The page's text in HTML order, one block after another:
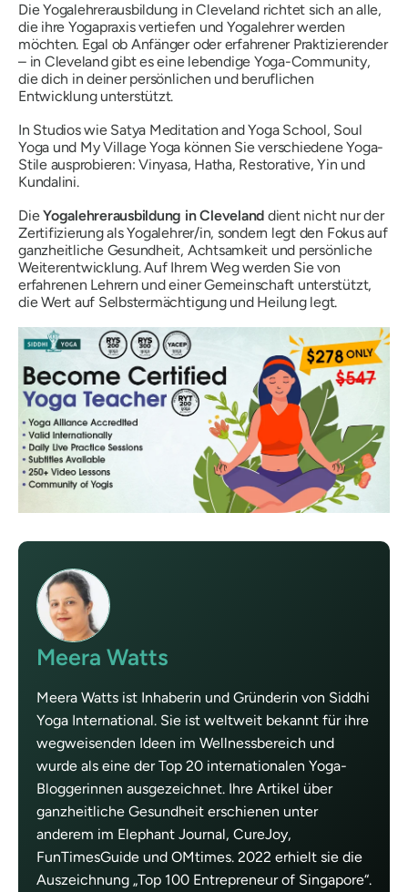
Die Yogalehrerausbildung in Cleveland richtet sich an alle,
die ihre Yogapraxis vertiefen und Yogalehrer werden
möchten. Egal ob Anfänger oder erfahrener Praktizierender
– in Cleveland gibt es eine lebendige Yoga-Community,
die dich in deiner persönlichen und beruflichen
Entwicklung unterstützt.
In Studios wie Satya Meditation and Yoga School, Soul
Yoga und My Village Yoga können Sie verschiedene Yoga-
Stile ausprobieren: Vinyasa, Hatha, Restorative, Yin und
Kundalini.
DieYogalehrerausbildung in Cleveland dient nicht nur der
Zertifizierung als Yogalehrer/in, sondern legt den Fokus auf
ganzheitliche Gesundheit, Achtsamkeit und persönliche
Weiterentwicklung. Auf Ihrem Weg werden Sie von
erfahrenen Lehrern und einer Gemeinschaft unterstützt,
die Wert auf Selbstermächtigung und Heilung legt.
Meera Watts
Meera Watts ist Inhaberin und Gründerin von Siddhi
Yoga International. Sie ist weltweit bekannt für ihre
wegweisenden Ideen im Wellnessbereich und
wurde als eine der Top 20 internationalen Yoga-
Bloggerinnen ausgezeichnet. Ihre Artikel über
ganzheitliche Gesundheit erschienen unter
anderem im Elephant Journal, CureJoy,
FunTimesGuide und OMtimes. 2022 erhielt sie die
Auszeichnung „Top 100 Entrepreneur of Singapore“.